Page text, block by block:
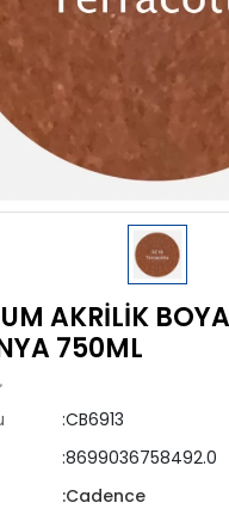
AKRİLİK
750ML
:CB6913
:8699036758492.0
:Cadence